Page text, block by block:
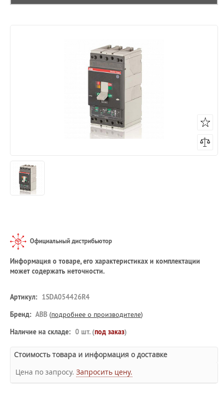
Официальный дистрибьютор
Информация о товаре, его характеристиках и комплектации
может содержать неточности.
Артикул: 1SDA054426R4
Бренд: ABB (подробнее о производителе)
Наличие на складе: 0 шт. (под заказ)
Стоимость товара и информация о доставке
Цена по запросу. Запросить цену.